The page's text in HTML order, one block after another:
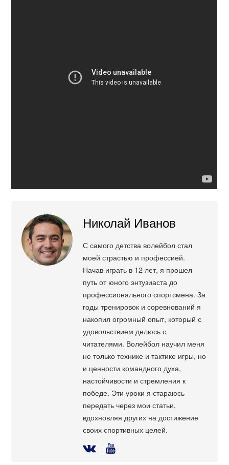
Николай Иванов
С самого детства волейбол стал
моей страстью и профессией.
Начав играть в 12 лет, я прошел
путь от юного энтузиаста до
профессионального спортсмена. За
годы тренировок и соревнований я
накопил огромный опыт, который с
удовольствием делюсь с
читателями. Волейбол научил меня
не только технике и тактике игры, но
и ценности командного духа,
настойчивости и стремления к
победе. Эти уроки я стараюсь
передать через мои статьи,
вдохновляя других на достижение
своих спортивных целей.